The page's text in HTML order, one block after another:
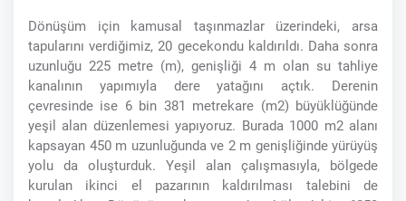
Dönüşüm için kamusal taşınmazlar üzerindeki, arsa
tapularını verdiğimiz, 20 gecekondu kaldırıldı. Daha sonra
uzunluğu 225 metre (m), genişliği 4 m olan su tahliye
kanalının yapımıyla dere yatağını açtık. Derenin
çevresinde ise 6 bin 381 metrekare (m2) büyüklüğünde
yeşil alan düzenlemesi yapıyoruz. Burada 1000 m2 alanı
kapsayan 450 m uzunluğunda ve 2 m genişliğinde yürüyüş
yolu da oluşturduk. Yeşil alan çalışmasıyla, bölgede
kurulan ikinci el pazarının kaldırılması talebini de